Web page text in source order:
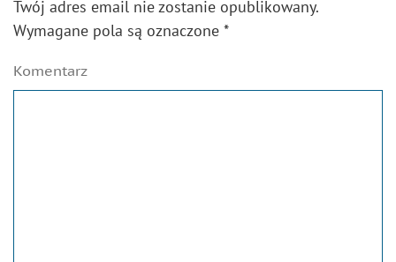
Twój adres email nie zostanie opublikowany.
Wymagane pola są oznaczone *
Komentarz